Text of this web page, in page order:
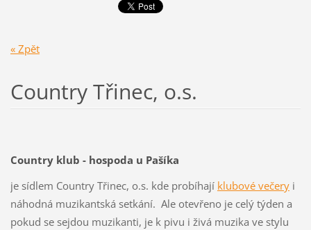
« Zpět
Country Třinec, o.s.
Country klub - hospoda u Pašíka
je sídlem Country Třinec, o.s. kde probíhají klubové večeryi
náhodná muzikantská setkání. Ale otevřeno je celý týden a
pokud se sejdou muzikanti, je k pivu i živá muzika ve stylu